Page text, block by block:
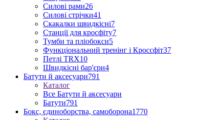
Силові рами26
Силові стрічки41
Скакалки швидкісні7
Станції для кросфіту7
Тумби та пліобокси5
Функціональний тренінг і Кроссфіт37
Петлі TRX10
Швидкісні бар'єри4
Батути й аксесуари791
Каталог
Все Батути й аксесуари
Батути791
Бокс, єдиноборства, самоборона1770